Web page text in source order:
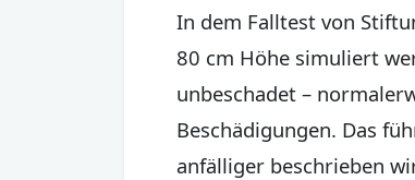
In dem Falltest von
80 cm Höhe simuliert
unbeschadet –
Beschädigungen. Das
anfälliger beschrieben